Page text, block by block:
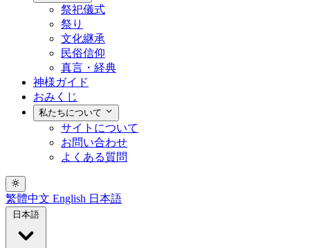
祭祀儀式
祭り
文化継承
民俗信仰
真言・経典
神様ガイド
おみくじ
私たちについて
サイトについて
お問い合わせ
よくある質問
繁體中文 English 日本語
日本語